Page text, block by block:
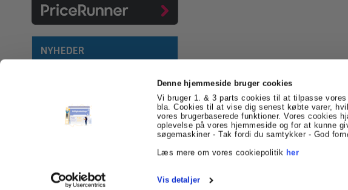
Denne hjemmeside bruger cookies
Vi bruger 1. & 3 parts cookies til at tilpasse
bla. Cookies til at vise dig senest købte varer,
vores brugerbaserede funktioner. Vores cookies
oplevelse på vores hjemmeside og for at kunne
søgemaskiner - Tak fordi du samtykker - God
Læs mere om vores cookiepolitik her
Vis detaljer
NYHEDER
billigEmballage.dk Farvergården 2 6541 Bevtoft Denmark